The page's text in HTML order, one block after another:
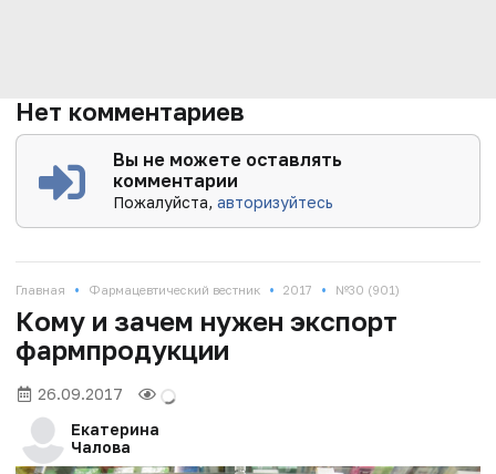
Нет комментариев
Вы не можете оставлять
комментарии
Пожалуйста,авторизуйтесь
Главная • Фармацевтический вестник • 2017 • №30 (901)
Кому и зачем нужен экспорт
фармпродукции
26.09.2017
Екатерина
Чалова